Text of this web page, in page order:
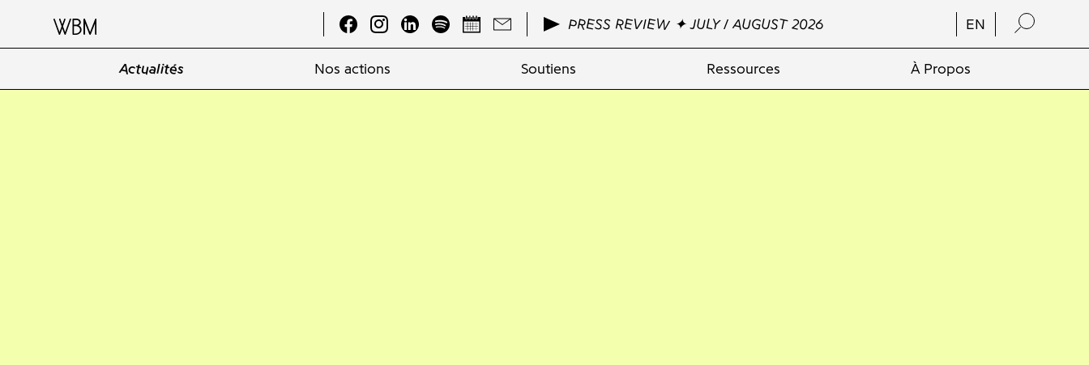
PRESS REVIEW ✦ JULY / AUGUST 2026 EN
Actualités Nos actions Soutiens Ressources À Propos